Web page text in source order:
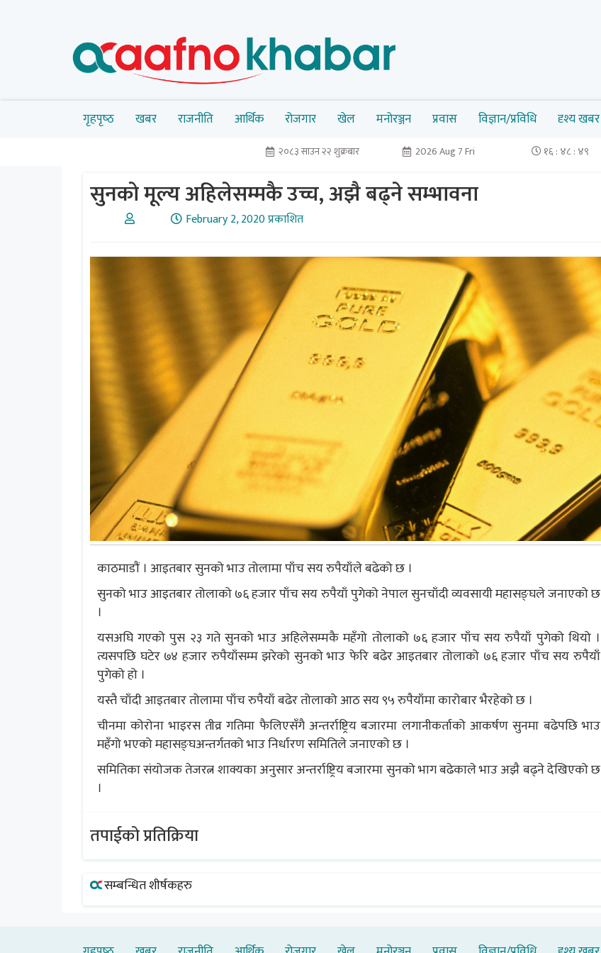
गृहपृष्‍ठ खबर राजनीति आर्थिक रोजगार खेल मनोरञ्जन प्रवास विज्ञान/प्रविधि दृश्य खबर
२०८३ साउन २२ शुक्रबार 2026 Aug 7 Fri १६ : ४८ : ४९
सुनकाे मूल्य अहिलेसम्मकै उच्च, अझै बढ्ने सम्भावना
February 2, 2020 प्रकाशित
काठमाडाैं । आइतबार सुनको भाउ तोलामा पाँच सय रुपैयाँले बढेको छ ।
सुनको भाउ आइतबार तोलाको ७६ हजार पाँच सय रुपैयाँ पुगेको नेपाल सुनचाँदी व्यवसायी महासङ्घले जनाएको छ
।
यसअघि गएको पुस २३ गते सुनको भाउ अहिलेसम्मकै महँगो तोलाको ७६ हजार पाँच सय रुपैयाँ पुगेको थियो ।
त्यसपछि घटेर ७४ हजार रुपैयाँसम्म झरेको सुनको भाउ फेरि बढेर आइतबार तोलाको ७६ हजार पाँच सय रुपैयाँ
पुगेको हो ।
यस्तै चाँदी आइतबार तोलामा पाँच रुपैयाँ बढेर तोलाको आठ सय ९५ रुपैयाँमा कारोबार भैरहेको छ ।
चीनमा कोरोना भाइरस तीव्र गतिमा फैलिएसँगै अन्तर्राष्ट्रिय बजारमा लगानीकर्ताको आकर्षण सुनमा बढेपछि भाउ
महँगो भएको महासङ्घअन्तर्गतको भाउ निर्धारण समितिले जनाएको छ ।
समितिका संयोजक तेजरत्न शाक्यका अनुसार अन्तर्राष्ट्रिय बजारमा सुनको भाग बढेकाले भाउ अझै बढ्ने देखिएको छ
।
तपाईको प्रतिक्रिया
सम्बन्धित शीर्षकहरु